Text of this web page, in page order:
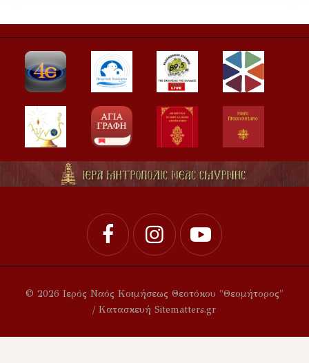
© 2026 Ιερός Ναός Κοιμήσεως Θεοτόκου "Θεομήτορος"
/ Κατασκευή Sitematters.gr